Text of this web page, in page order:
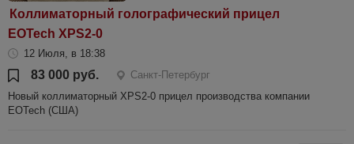
Коллиматорный голографический прицел
EOTech XPS2-0
12 Июля, в 18:38
83 000 руб.
Санкт-Петербург
Новый коллиматорный XPS2-0 прицел производства компании
EOTech (США)